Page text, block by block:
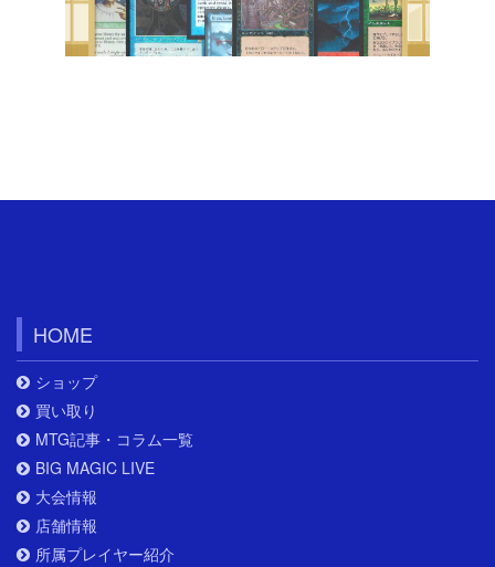
HOME
ショップ
買い取り
MTG記事・コラム一覧
BIG MAGIC LIVE
大会情報
店舗情報
所属プレイヤー紹介